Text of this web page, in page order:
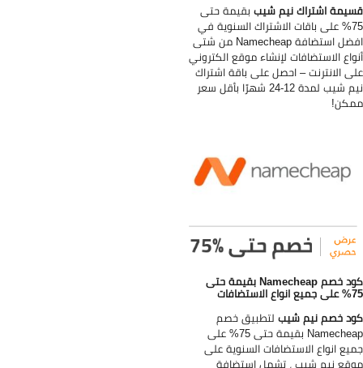
اشتراك نيم شيببقيمة حتى
75% على باقات الاشتراك السنوية في
افضل استضافة Namecheap من شتى
الاستضافات لإنشاء موقع الكتروني
الانترنت – احصل على باقة اشتراك
نيم شيب لمدة 12-24 شهرًا بأقل سعر
كود خصم Namecheap بقيمة حتى
خصم نيم شيبلتطبيق خصم
Namecheap بقيمة حتى 75% على
انواع الاستضافات السنوية على
نيم شيب ، تشمل استضافة